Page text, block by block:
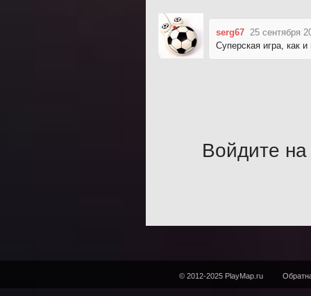
serg67 25 сентября
Суперская игра, как
Войдите на
© 2012-2025 PlayMap.ru